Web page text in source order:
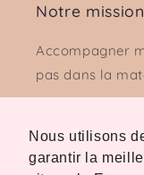
Nous utilisons
garantir la
Notre mission
Accompagner
pas dans la